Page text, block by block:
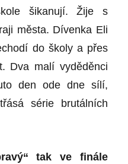
šikanují. Žije s
města. Dívenka Eli
do školy a přes
Dva malí vyděděnci
den ode dne sílí,
série brutálních
tak ve finále